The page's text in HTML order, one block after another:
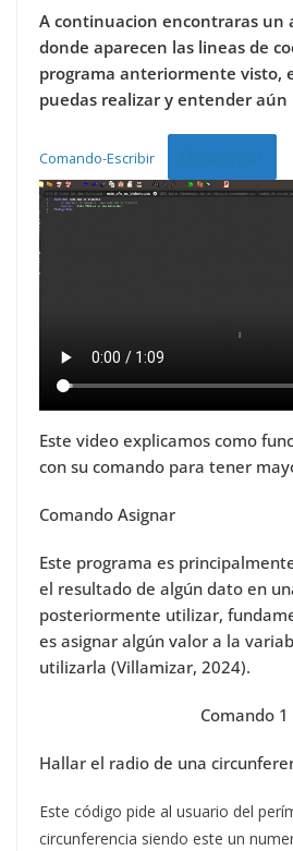
A continuacion encontraras un
donde aparecen las lineas de
programa anteriormente visto,
puedas realizar y entender aún
Comando-Escribir
Este video explicamos como
con su comando para tener
Comando Asignar
Este programa es
el resultado de algún dato en
posteriormente utilizar,
es asignar algún valor a la
utilizarla (Villamizar, 2024).
Comando 1
Hallar el radio de una
Este código pide al usuario del
circunferencia siendo este un